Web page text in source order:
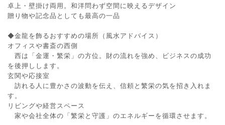
卓上・壁掛け両用。和洋問わず空間に映えるデザイン
贈り物や記念品としても最高の一品
◆金龍を飾るおすすめの場所（風水アドバイス）
オフィスや書斎の西側
西は「金運・繁栄」の方位。財の流れを強め、ビジネスの成功
を後押しします。
玄関や応接室
訪れる人に豊かさの波動を伝え、信頼と繁栄の気を招き入れま
す。
リビングや経営スペース
家や会社全体の「繁栄と守護」のエネルギーを循環させます。